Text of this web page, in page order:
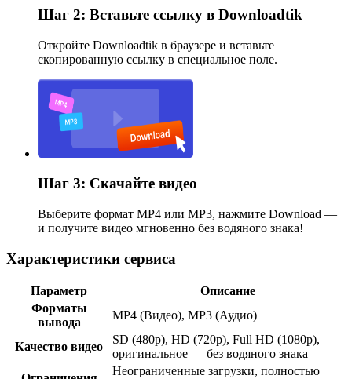
Шаг 2: Вставьте ссылку в Downloadtik
Откройте Downloadtik в браузере и вставьте
скопированную ссылку в специальное поле.
Шаг 3: Скачайте видео
Выберите формат MP4 или MP3, нажмите Download —
и получите видео мгновенно без водяного знака!
Характеристики сервиса
Параметр
Описание
Форматы
вывода
MP4 (Видео), MP3 (Аудио)
Качество видео
SD (480p), HD (720p), Full HD (1080p),
оригинальное — без водяного знака
Неограниченные загрузки, полностью